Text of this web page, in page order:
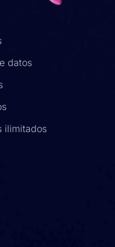
datos
ilimitados